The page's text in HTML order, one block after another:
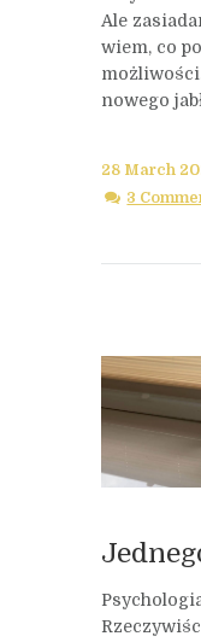
Ale
wiem, co
nowego
28 March
3